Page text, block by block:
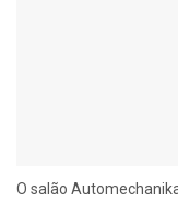
O salão